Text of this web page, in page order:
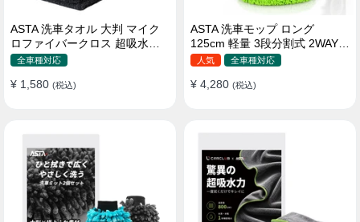
ASTA 洗車タオル 大判 マイク
ロファイバークロス 超吸水ツ
イストパイル 洗車クロス 傷防
全車種対応
¥ 1,580 (税込)
ASTA 洗車モップ ロング
125cm 軽量 3段分割式 2WAY
洗車ブラシ スポンジ 高吸水 マ
110°可動ヘッド 15°カーブ設計
人気 全車種対応
¥ 4,280 (税込)